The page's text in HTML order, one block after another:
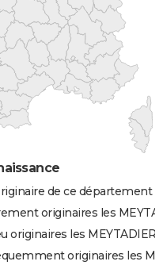
de ce département
originaires les
originaires les MEYTADIER
originaires les